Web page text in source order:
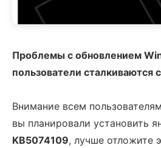
Проблемы с обновлением
пользователи сталкиваются
Внимание всем пользователям
вы планировали установить
KB5074109, лучше отложите